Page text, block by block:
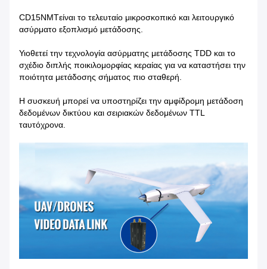
CD15NMTείναι το τελευταίο μικροσκοπικό και λειτουργικό
ασύρματο εξοπλισμό μετάδοσης.
Υιοθετεί την τεχνολογία ασύρματης μετάδοσης TDD και το
σχέδιο διπλής ποικιλομορφίας κεραίας για να καταστήσει την
ποιότητα μετάδοσης σήματος πιο σταθερή.
Η συσκευή μπορεί να υποστηρίζει την αμφίδρομη μετάδοση
δεδομένων δικτύου και σειριακών δεδομένων TTL
ταυτόχρονα.